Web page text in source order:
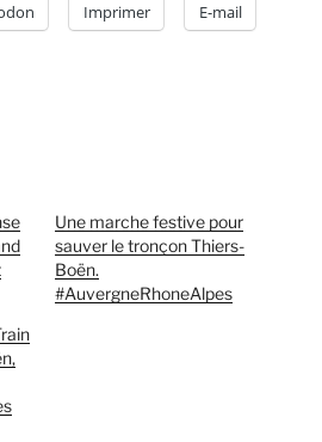
Imprimer E-mail
Une marche festive pour
sauver le tronçon Thiers-
Boën.
#AuvergneRhoneAlpes